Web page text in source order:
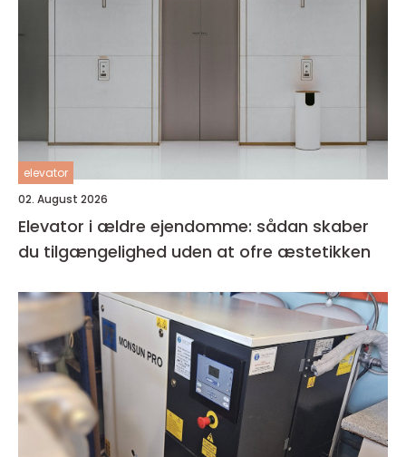
elevator
02. August 2026
Elevator i ældre ejendomme: sådan skaber
du tilgængelighed uden at ofre æstetikken